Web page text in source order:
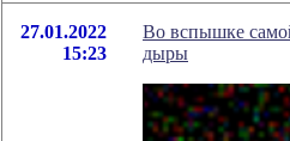
27.01.2022
15:23
Во вспышке
дыры